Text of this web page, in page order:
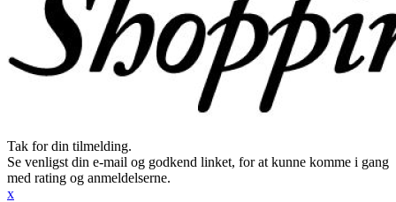
Tak for din tilmelding.
Se venligst din e-mail og godkend linket, for at kunne komme i gang
med rating og anmeldelserne.
x